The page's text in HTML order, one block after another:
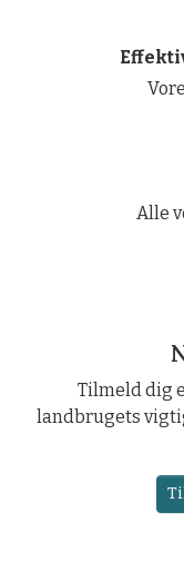
Alle
Tilmeld dig
landbrugets